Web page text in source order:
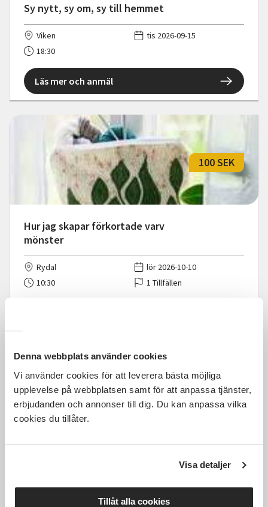
Denna webbplats använder cookies
Vi använder cookies för att leverera bästa möjliga
upplevelse på webbplatsen samt för att anpassa tjänster,
erbjudanden och annonser till dig. Du kan anpassa vilka
cookies du tillåter.
Visa detaljer
Tillåt alla cookies
Sy nytt, sy om, sy till hemmet
Viken
tis 2026-09-15
18:30
Läs mer och anmäl
Hur jag skapar förkortade varv
mönster
100 SEK
Rydal
lör 2026-10-10
10:30
1 Tillfällen
100 SEK
Rydal
sön 2026-10-11
1 Tillfällen